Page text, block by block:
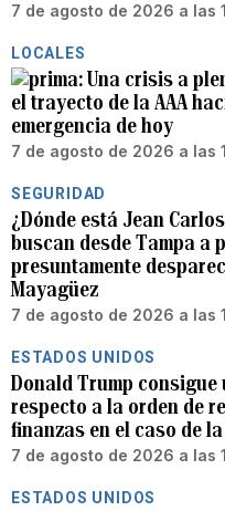
7 de agosto de 2026 a las
LOCALES
Una crisis a
el trayecto de la AAA
emergencia de hoy
7 de agosto de 2026 a las
SEGURIDAD
¿Dónde está Jean
buscan desde Tampa a
presuntamente
Mayagüez
7 de agosto de 2026 a las
ESTADOS UNIDOS
Donald Trump consigue
respecto a la orden de
finanzas en el caso de la
7 de agosto de 2026 a las
ESTADOS UNIDOS